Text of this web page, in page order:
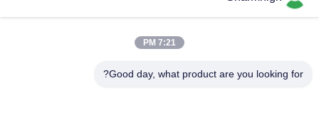
آلة لحام الموجات
7:21 PM
Good day, what product are you looking for?